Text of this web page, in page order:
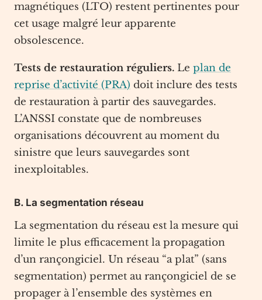
magnétiques (LTO) restent pertinentes pour
cet usage malgré leur apparente
obsolescence.
Tests de restauration réguliers. Le plan de
reprise d’activité (PRA) doit inclure des tests
de restauration à partir des sauvegardes.
L’ANSSI constate que de nombreuses
organisations découvrent au moment du
sinistre que leurs sauvegardes sont
inexploitables.
B. La segmentation réseau
La segmentation du réseau est la mesure qui
limite le plus efficacement la propagation
d’un rançongiciel. Un réseau “a plat” (sans
segmentation) permet au rançongiciel de se
propager à l’ensemble des systèmes en